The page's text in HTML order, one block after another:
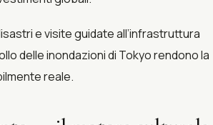
e visite guidate all’infrastruttura
delle inondazioni di Tokyo rendono la
reale.